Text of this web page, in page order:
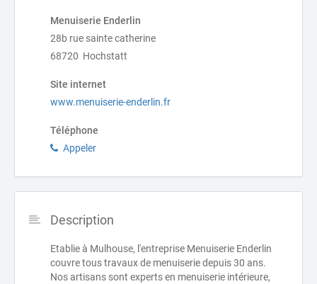
Menuiserie Enderlin
28b rue sainte catherine
68720 Hochstatt
Site internet
www.menuiserie-enderlin.fr
Téléphone
Appeler
Description
Etablie à Mulhouse, l'entreprise Menuiserie Enderlin
couvre tous travaux de menuiserie depuis 30 ans.
Nos artisans sont experts en menuiserie intérieure,